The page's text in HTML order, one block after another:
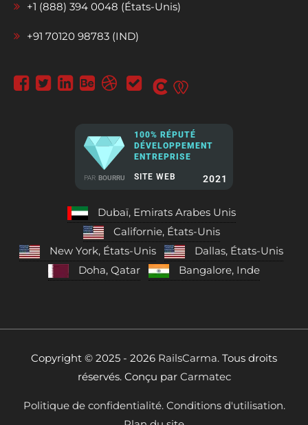
+1 (888) 394 0048 (États-Unis)
+91 70120 98783 (IND)
PAR BOURRU
100% RÉPUTÉ
DÉVELOPPEMENT
ENTREPRISE
SITE WEB 2021
Dubaï, Emirats Arabes Unis
Californie, États-Unis
New York, États-Unis
Dallas, États-Unis
Doha, Qatar
Bangalore, Inde
Copyright © 2025 - 2026 RailsCarma. Tous droits
réservés. Conçu par Carmatec
Politique de confidentialité. Conditions d'utilisation.